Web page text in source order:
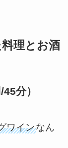
理とお酒
分）
ワインなん